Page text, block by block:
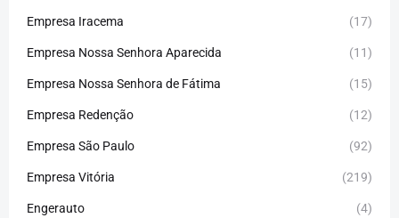
Empresa Iracema (17)
Empresa Nossa Senhora Aparecida (11)
Empresa Nossa Senhora de Fátima (15)
Empresa Redenção (12)
Empresa São Paulo (92)
Empresa Vitória (219)
Engerauto (4)